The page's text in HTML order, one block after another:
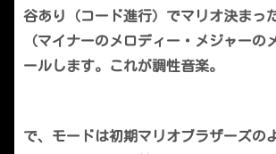
谷あり（コード進行）でマリオ決まっ
（マイナーのメロディー・メジャーの
ールします。これが調性音楽。
で、モードは初期マリオブラザーズの